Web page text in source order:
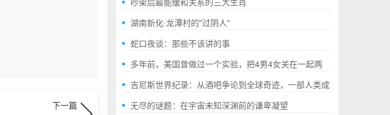
下一篇
湖南新化·龙潭村的"过阴人"
蛇口夜谈：那些不该讲的事
多年前，美国曾做过一个实验，把4男4女关在一起两
年，结果如何?
吉尼斯世界纪录：从酒吧争论到全球奇迹，一部人类成
就的“极限”百科全书
无尽的谜题：在宇宙未知深渊前的谦卑凝望